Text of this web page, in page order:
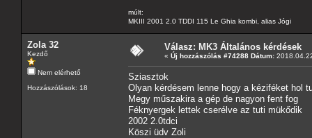
múlt:
MKIII 2001 2.0 TDDI 115 Le Ghia kombi, alias Jógi
Zola 32
Kezdő
Nem elérhető
Hozzászólások: 18
Válasz: MK3 Általános kérdések
« Új hozzászólás #74288 Dátum:
Sziasztok
Olyan kérdésem lenne hogy a kéziféket hol
Megy műszakira a gép de nagyon fent fog
Féknyergek lettek cserélve az tuti mükődik
2002 2.0tdci
Köszi üdv Zoli